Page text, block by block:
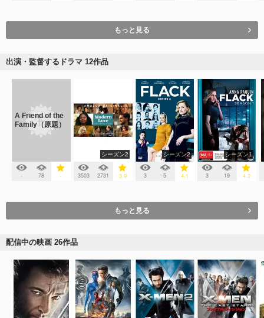
もっと見る
出演・監督するドラマ 12作品
A Friend of the
Family（原題）
- 78 -
シーズン2
3503 2731 3.9
シーズン2
3 5 4.1
シーズン1
3 19 4.2
もっと見る
配信中の映画 26作品